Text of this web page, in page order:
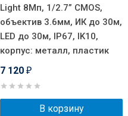
Light 8Мп, 1/2.7” CMOS,
объектив 3.6мм, ИК до 30м,
LED до 30м, IP67, IK10,
корпус: металл, пластик
7 120 ₽
В корзину